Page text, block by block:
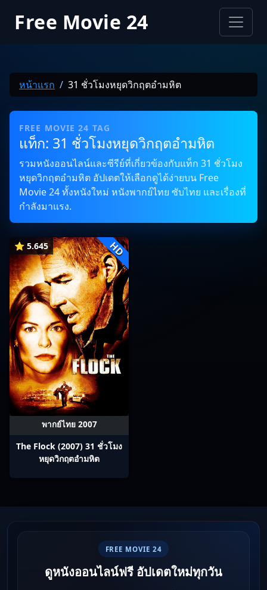
Free Movie 24
หน้าแรก 31 ชั่วโมงหยุดวิกฤตอำมหิต
FREE MOVIE 24 TAG
แท็ก: 31 ชั่วโมงหยุดวิกฤตอำมหิต
รวมหนังออนไลน์และซีรีย์ที่เกี่ยวข้องกับแท็ก 31 ชั่วโมง
หยุดวิกฤตอำมหิต อัปเดตให้เลือกดูได้ง่ายบน Free
Movie 24 ทั้งหนังใหม่ หนังพากย์ไทย ซับไทย และเรื่องที่
กำลังมาแรง.
⭐ 5.645 HD
พากย์ไทย 2007
The Flock (2007) 31 ชั่วโมง
หยุดวิกฤตอำมหิต
FREE MOVIE 24
ดูหนังออนไลน์ฟรี อัปเดตใหม่ทุกวัน